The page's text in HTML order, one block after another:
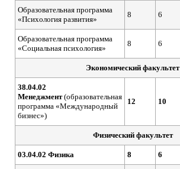
Образовательная программа
«Психология развития»
8 6
Образовательная программа
«Социальная психология»
8 6
Экономический факультет
38.04.02
Менеджмент(образовательная
программа «Международный
бизнес»)
12 10
Физический факультет
03.04.02 Физика 8 6